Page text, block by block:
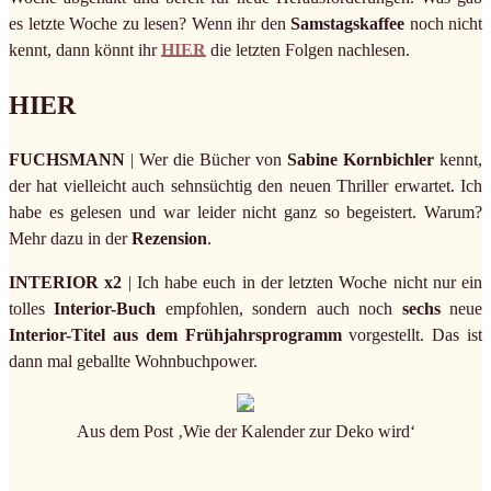
es letzte Woche zu lesen? Wenn ihr den Samstagskaffee noch nicht
kennt, dann könnt ihrHIER die letzten Folgen nachlesen.
HIER
FUCHSMANN | Wer die Bücher von Sabine Kornbichler kennt,
der hat vielleicht auch sehnsüchtig den neuen Thriller erwartet. Ich
habe es gelesen und war leider nicht ganz so begeistert. Warum?
Mehr dazu in derRezension.
INTERIOR x2 | Ich habe euch in der letzten Woche nicht nur ein
tollesInterior-Buch empfohlen, sondern auch noch sechsneue
Interior-Titel aus dem Frühjahrsprogrammvorgestellt. Das ist
dann mal geballte Wohnbuchpower.
Aus dem Post ‚Wie der Kalender zur Deko wird‘